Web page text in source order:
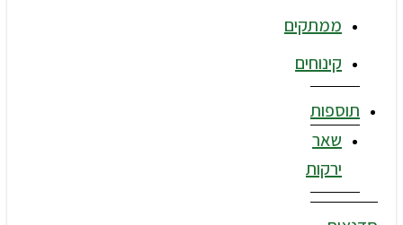
ממתקים
קינוחים
תוספות
שאר
ירקות